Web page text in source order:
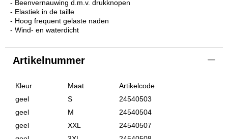
- Beenvernauwing d.m.v. drukknopen
- Elastiek in de taille
- Hoog frequent gelaste naden
- Wind- en waterdicht
Artikelnummer
Kleur Maat
Artikelcode
geel
S
24540503
geel
M
24540504
geel
XXL
24540507